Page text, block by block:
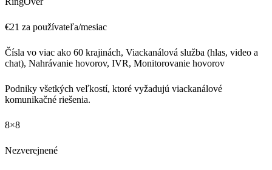
€21 za používateľa/mesiac
Čísla vo viac ako 60 krajinách, Viackanálová služba (hlas, video a
chat), Nahrávanie hovorov, IVR, Monitorovanie hovorov
Podniky všetkých veľkostí, ktoré vyžadujú viackanálové
komunikačné riešenia.
8×8
Nezverejnené